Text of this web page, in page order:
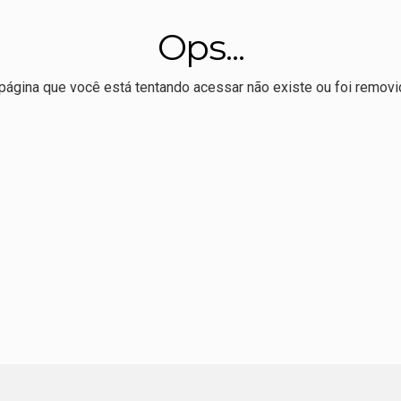
melhor Ideb da série histórica, mas ensino médio permanece
e político', dispara Maluf sobre Wellington e o PL
Ops...
que você está tentando acessar não existe ou foi